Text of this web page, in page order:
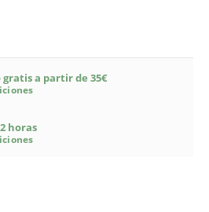
gratis a partir de 35€
horas